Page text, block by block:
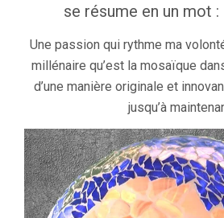
se résume en un mot :
Une passion qui rythme ma
millénaire qu’est la mosaïque
d’une manière originale et
jusqu’à